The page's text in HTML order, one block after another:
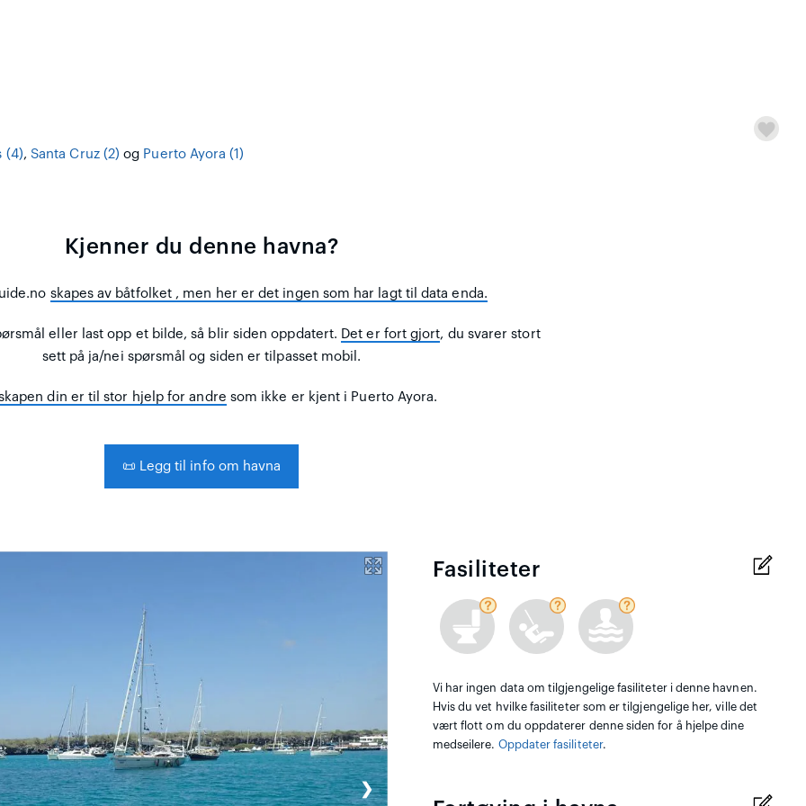
(4), Santa Cruz (2) og Puerto Ayora (1)
Kjenner du denne havna?
skapes av båtfolket , men her er det ingen som har lagt til data enda.
eller last opp et bilde, så blir siden oppdatert. Det er fort gjort, du svarer stort
sett på ja/nei spørsmål og siden er tilpasset mobil.
din er til stor hjelp for andre som ikke er kjent i Puerto Ayora.
📜 Legg til info om havna
❯
Fasiliteter
Vi har ingen data om tilgjengelige fasiliteter i denne havnen.
Hvis du vet hvilke fasiliteter som er tilgjengelige her, ville det
vært flott om du oppdaterer denne siden for å hjelpe dine
medseilere. Oppdater fasiliteter.